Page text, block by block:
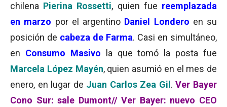
chilena Pierina Rossetti, quien fue reemplazada
en marzo por el argentino Daniel Londero en su
posición de cabeza de Farma. Casi en simultáneo,
en Consumo Masivo la que tomó la posta fue
Marcela López Mayén, quien asumió en el mes de
enero, en lugar de Juan Carlos Zea Gil .Ver Bayer
Cono Sur: sale Dumont//Ver Bayer: nuevo CEO